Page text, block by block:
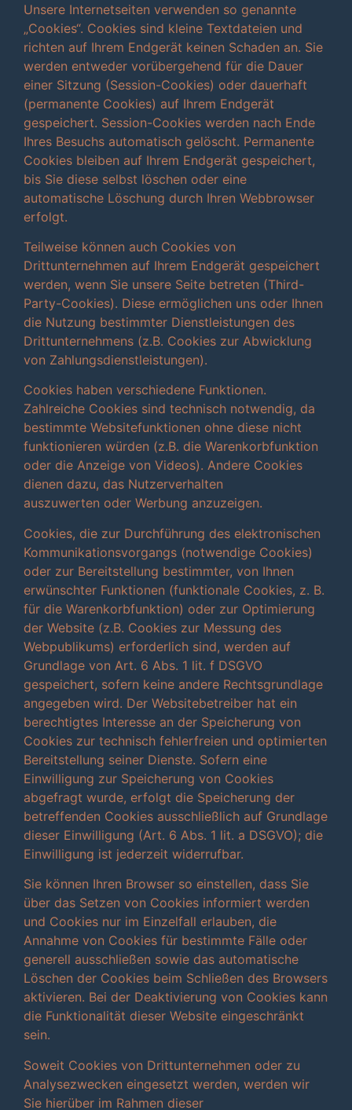
Unsere Internetseiten verwenden so genannte
„Cookies“. Cookies sind kleine Textdateien und
richten auf Ihrem Endgerät keinen Schaden an. Sie
werden entweder vorübergehend für die Dauer
einer Sitzung (Session-Cookies) oder dauerhaft
(permanente Cookies) auf Ihrem Endgerät
gespeichert. Session-Cookies werden nach Ende
Ihres Besuchs automatisch gelöscht. Permanente
Cookies bleiben auf Ihrem Endgerät gespeichert,
bis Sie diese selbst löschen oder eine
automatische Löschung durch Ihren Webbrowser
erfolgt.
Teilweise können auch Cookies von
Drittunternehmen auf Ihrem Endgerät gespeichert
werden, wenn Sie unsere Seite betreten (Third-
Party-Cookies). Diese ermöglichen uns oder Ihnen
die Nutzung bestimmter Dienstleistungen des
Drittunternehmens (z.B. Cookies zur Abwicklung
von Zahlungsdienstleistungen).
Cookies haben verschiedene Funktionen.
Zahlreiche Cookies sind technisch notwendig, da
bestimmte Websitefunktionen ohne diese nicht
funktionieren würden (z.B. die Warenkorbfunktion
oder die Anzeige von Videos). Andere Cookies
dienen dazu, das Nutzerverhalten
auszuwerten oder Werbung anzuzeigen.
Cookies, die zur Durchführung des elektronischen
Kommunikationsvorgangs (notwendige Cookies)
oder zur Bereitstellung bestimmter, von Ihnen
erwünschter Funktionen (funktionale Cookies, z. B.
für die Warenkorbfunktion) oder zur Optimierung
der Website (z.B. Cookies zur Messung des
Webpublikums) erforderlich sind, werden auf
Grundlage von Art. 6 Abs. 1 lit. f DSGVO
gespeichert, sofern keine andere Rechtsgrundlage
angegeben wird. Der Websitebetreiber hat ein
berechtigtes Interesse an der Speicherung von
Cookies zur technisch fehlerfreien und optimierten
Bereitstellung seiner Dienste. Sofern eine
Einwilligung zur Speicherung von Cookies
abgefragt wurde, erfolgt die Speicherung der
betreffenden Cookies ausschließlich auf Grundlage
dieser Einwilligung (Art. 6 Abs. 1 lit. a DSGVO); die
Einwilligung ist jederzeit widerrufbar.
Sie können Ihren Browser so einstellen, dass Sie
über das Setzen von Cookies informiert werden
und Cookies nur im Einzelfall erlauben, die
Annahme von Cookies für bestimmte Fälle oder
generell ausschließen sowie das automatische
Löschen der Cookies beim Schließen des Browsers
aktivieren. Bei der Deaktivierung von Cookies kann
die Funktionalität dieser Website eingeschränkt
sein.
Soweit Cookies von Drittunternehmen oder zu
Analysezwecken eingesetzt werden, werden wir
Sie hierüber im Rahmen dieser